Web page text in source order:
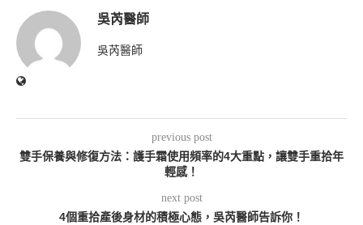
吳芮醫師
吳芮醫師
previous post
雙手保養與修復方法：護手霜使用頻率的4大重點，讓雙手重拾年
輕感！
next post
4個重拾產後身材的積極心態，吳芮醫師告訴你！